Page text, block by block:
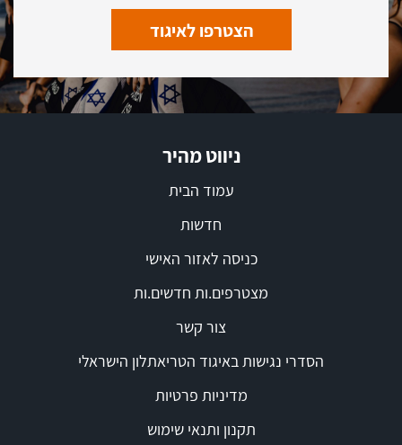
הצטרפו לאיגוד
ניווט מהיר
עמוד הבית
חדשות
כניסה לאזור האישי
מצטרפים.ות חדשים.ות
צור קשר
הסדרי נגישות באיגוד הטריאתלון הישראלי
מדיניות פרטיות
תקנון ותנאי שימוש